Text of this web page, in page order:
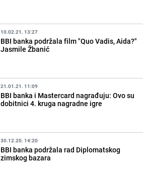
10.02.21. 13:27
BBI banka podržala film "Quo Vadis, Aida?"
Jasmile Žbanić
21.01.21. 11:09
BBI banka i Mastercard nagrađuju: Ovo su
dobitnici 4. kruga nagradne igre
30.12.20. 14:20
BBI banka podržala rad Diplomatskog
zimskog bazara